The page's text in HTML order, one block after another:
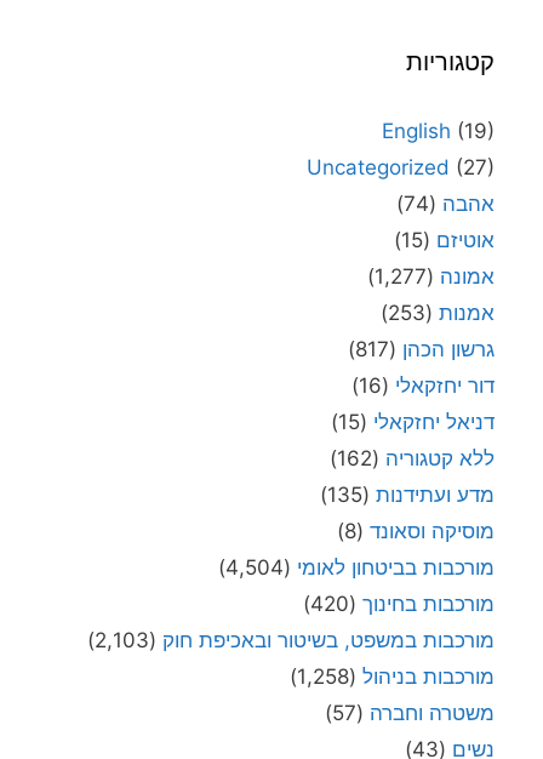
קטגוריות
English (19)
Uncategorized (27)
אהבה (74)
אוטיזם (15)
אמונה (1,277)
אמנות (253)
גרשון הכהן (817)
דור יחזקאלי (16)
דניאל יחזקאלי (15)
ללא קטגוריה (162)
מדע ועתידנות (135)
מוסיקה וסאונד (8)
מורכבות בביטחון לאומי (4,504)
מורכבות בחינוך (420)
מורכבות במשפט, בשיטור ובאכיפת חוק (2,103)
מורכבות בניהול (1,258)
משטרה וחברה (57)
נשים (43)